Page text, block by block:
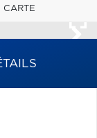
CARTE